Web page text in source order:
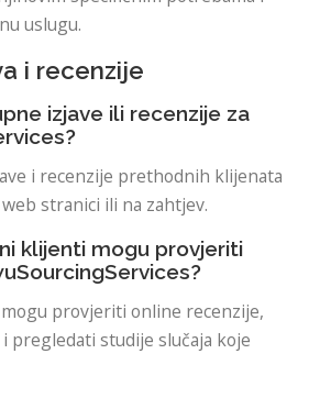
uslugu.
i recenzije
izjave ili recenzije za
i recenzije prethodnih klijenata
stranici ili na zahtjev.
klijenti mogu provjeriti
provjeriti online recenzije,
pregledati studije slučaja koje